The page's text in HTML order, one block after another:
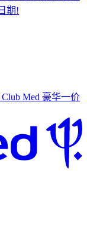
期!
Club Med 豪华一价